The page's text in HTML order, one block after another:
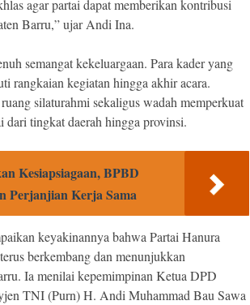
agar partai dapat memberikan kontribusi
Barru,” ujar Andi Ina.
semangat kekeluargaan. Para kader yang
rangkaian kegiatan hingga akhir acara.
silaturahmi sekaligus wadah memperkuat
dari tingkat daerah hingga provinsi.
Kesiapsiagaan, BPBD
Perjanjian Kerja Sama
keyakinannya bahwa Partai Hanura
berkembang dan menunjukkan
Ia menilai kepemimpinan Ketua DPD
TNI (Purn) H. Andi Muhammad Bau Sawa